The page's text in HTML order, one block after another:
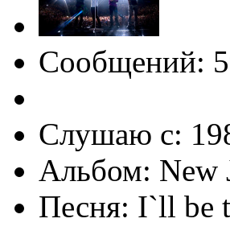
Сообщений:
Слушаю с:
Альбом: New
Песня: I`ll be